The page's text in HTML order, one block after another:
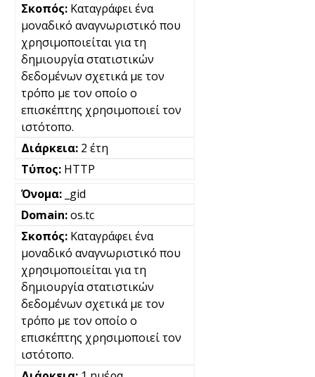
Καταγράφει ένα
μοναδικό αναγνωριστικό που
χρησιμοποιείται για τη
δημιουργία στατιστικών
δεδομένων σχετικά με τον
τρόπο με τον οποίο ο
επισκέπτης χρησιμοποιεί τον
ιστότοπο.
2 έτη
HTTP
_gid
os.tc
Καταγράφει ένα
μοναδικό αναγνωριστικό που
χρησιμοποιείται για τη
δημιουργία στατιστικών
δεδομένων σχετικά με τον
τρόπο με τον οποίο ο
επισκέπτης χρησιμοποιεί τον
ιστότοπο.